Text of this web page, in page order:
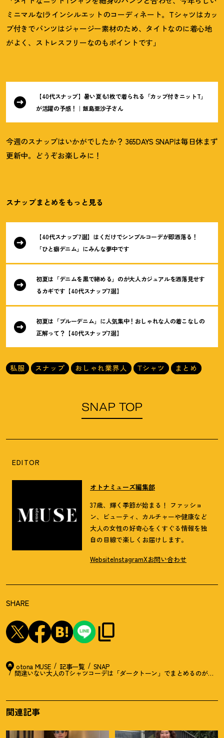
ミニマルなIラインシルエットのコーディネート。Tシャツはカッ
プ付きでパンツはジャージー素材のため、タイトなのに着心地
がよく、ストレスフリーなのもポイントです」
【40代スナップ】暑い夏も1枚で着られる「カップ付きニットT」
が活躍の予感！ ｜飯島亜沙子さん
今週のスナップはいかがでしたか？ 365DAYS SNAPは毎日休まず
更新中。どうぞお楽しみに ！
スナップまとめをもっと見る
【40代スナップ7選】はくだけでシンプルコーデが即洒落る ！
「ひと癖デニム」にみんな夢中です
初夏は「デニムを黒で締める」のが大人カジュアルを洒落見せす
るカギです【40代スナップ7選】
初夏は「ブルーデニム」に人気集中！ おしゃれな人の着こなしの
正解って？ 【40代スナップ7選】
私服 スナップ おしゃれ業界人 Tシャツ まとめ
SNAP TOP
EDITOR
オトナミューズ編集部
37歳、輝く季節が始まる！ ファッショ
ン、ビューティ、カルチャーや健康など
大人の女性の好奇心をくすぐる情報を独
自の目線で楽しくお届けします。
WebsiteInstagramXお問い合わせ
SHARE
otona MUSE 記事一覧 SNAP
間違いない大人のTシャツコーデは「ダークトーン」でまとめるのがカギ
関連記事